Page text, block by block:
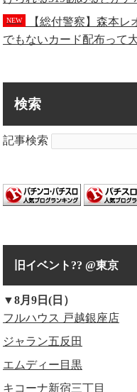
NEW
【総付警察】森本
でもないカード配布って
検索
記事検索
旧イベント?? @東京
▼8月9日(日）
フルハウス 戸越銀座店
ジャラン五反田
エムディー目黒
キコーナ新宿三丁目